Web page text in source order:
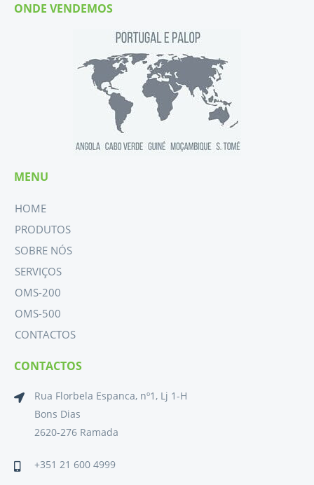
ONDE VENDEMOS
MENU
HOME
PRODUTOS
SOBRE NÓS
SERVIÇOS
OMS-200
OMS-500
CONTACTOS
CONTACTOS
Rua Florbela Espanca, nº1, Lj 1-H
Bons Dias
2620-276 Ramada
+351 21 600 4999